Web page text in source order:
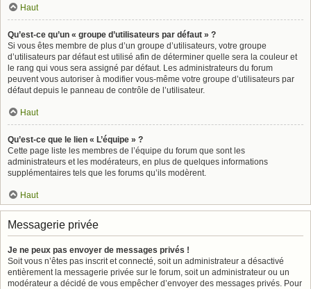
Haut
Qu’est-ce qu’un « groupe d’utilisateurs par défaut » ?
Si vous êtes membre de plus d’un groupe d’utilisateurs, votre groupe
d’utilisateurs par défaut est utilisé afin de déterminer quelle sera la couleur et
le rang qui vous sera assigné par défaut. Les administrateurs du forum
peuvent vous autoriser à modifier vous-même votre groupe d’utilisateurs par
défaut depuis le panneau de contrôle de l’utilisateur.
Haut
Qu’est-ce que le lien « L’équipe » ?
Cette page liste les membres de l’équipe du forum que sont les
administrateurs et les modérateurs, en plus de quelques informations
supplémentaires tels que les forums qu’ils modèrent.
Haut
Messagerie privée
Je ne peux pas envoyer de messages privés !
Soit vous n’êtes pas inscrit et connecté, soit un administrateur a désactivé
entièrement la messagerie privée sur le forum, soit un administrateur ou un
modérateur a décidé de vous empêcher d’envoyer des messages privés. Pour